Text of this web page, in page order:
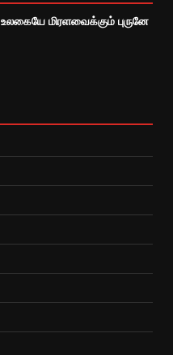
உலகையே மிரளவைக்கும் புருனே